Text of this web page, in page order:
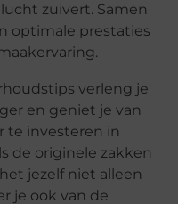
zuivert. Samen
optimale prestaties
verleng je
en geniet je van
te investeren in
de originele zakken
jezelf niet alleen
je ook van de